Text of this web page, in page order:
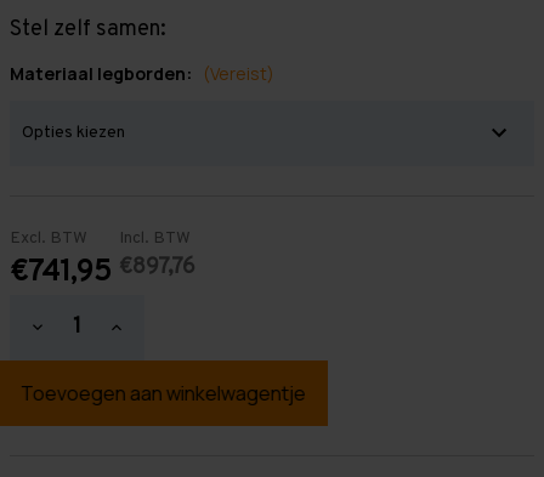
Stel zelf samen:
Materiaal legborden: (Vereist)
Excl. BTW
€741,95
Incl. BTW
€897,76
Hoeveelheid
verlagen
Grootvakstelling
mm
Hoeveelheid
verhogen
Grootvakstelling
mm